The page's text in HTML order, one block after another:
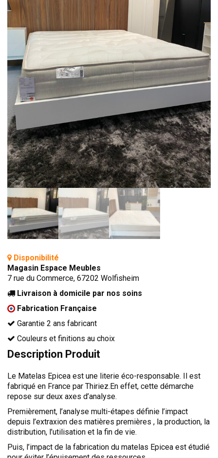
SALLES À MANGER
CHAISES
BAHUT
LITERIE
CONVERTIBLE
MATELAS
LITS RELEVABLES
CADRES DE LIT
TÊTES DE LITS
MEUBLES DE COMPLÉMENT
TAPIS
MIROIRS
PETITS MEUBLES
AMÉNAGEMENTS SUR MESURE
AGENCEMENTS INTÉRIEURS
DESIGN
AUTHENTIQUE
Disponibilité
Magasin Espace Meubles
7 rue du Commerce, 67202 Wolfisheim
Livraison à domicile par nos soins
Fabrication Française
Garantie 2 ans fabricant
Couleurs et finitions au choix
Description Produit
Le Matelas Epicea est une literie éco-responsable. Il est
fabriqué en France par Thiriez.En effet, cette démarche
repose sur deux axes d’analyse.
Premièrement, l’analyse multi-étapes définie l’impact
depuis l’extraxion des matières premières , la production, la
distribution, l’utilisation et la fin de vie.
Puis, l’impact de la fabrication du matelas Epicea est étudié